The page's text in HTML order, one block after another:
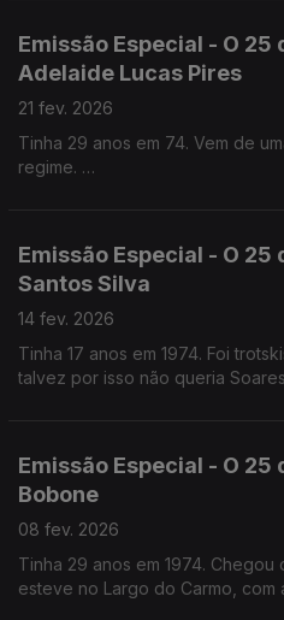
Emissão Especial - O 25
Adelaide Lucas Pires
21 fev. 2026
Tinha 29 anos em 74. Vem de
regime.
Emissão Especial - O
Santos Silva
14 fev. 2026
Tinha 17 anos em 1974. Foi
talvez por isso não queria
Emissão Especial - O 25
Bobone
08 fev. 2026
Tinha 29 anos em 1974. Chegou
esteve no Largo do Carmo, com